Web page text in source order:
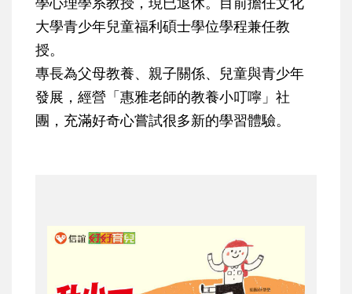
大學青少年兒童福利碩士學位學程兼任教
授。
專長為父母教養、親子關係、兒童與青少年
發展，經營「惠雅老師的教養小叮嚀」社
團，充滿好奇心嘗試很多新的學習體驗。